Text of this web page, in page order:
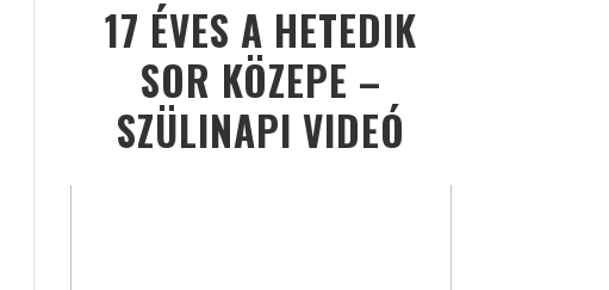
17 ÉVES A HETEDIK
SOR KÖZEPE –
SZÜLINAPI VIDEÓ